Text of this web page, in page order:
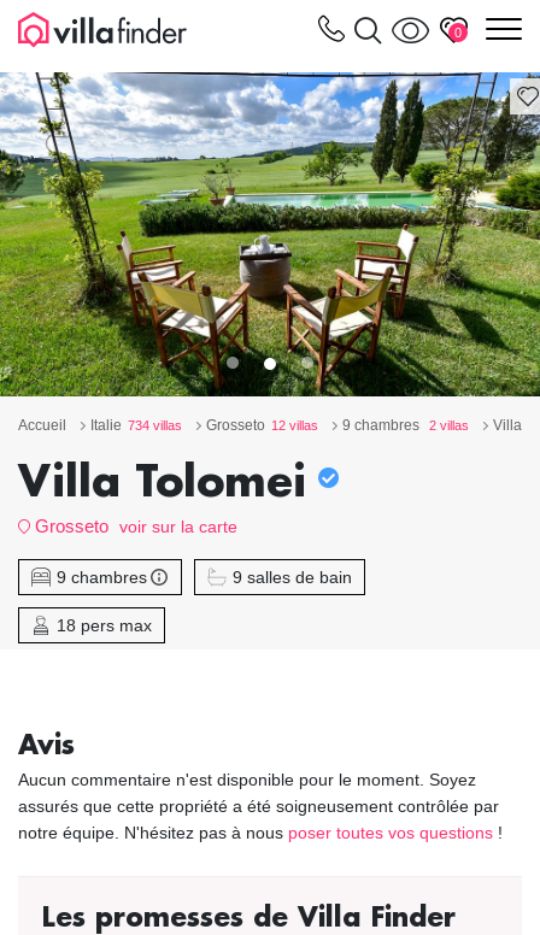
0
Accueil Italie 734 villas Grosseto 12 villas 9 chambres 2 villas Villa
Villa Tolomei
Grosseto voir sur la carte
9 chambres 9 salles de bain
18 pers max
Avis
Aucun commentaire n'est disponible pour le moment. Soyez
assurés que cette propriété a été soigneusement contrôlée par
notre équipe. N'hésitez pas à nous poser toutes vos questions !
Les promesses de Villa Finder
Vos paramètres de cookies